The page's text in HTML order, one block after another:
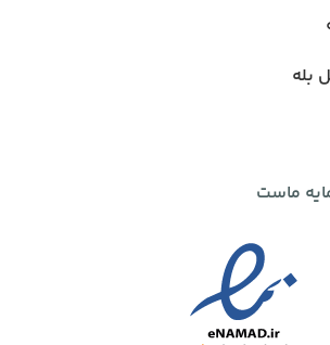
بله
ماست